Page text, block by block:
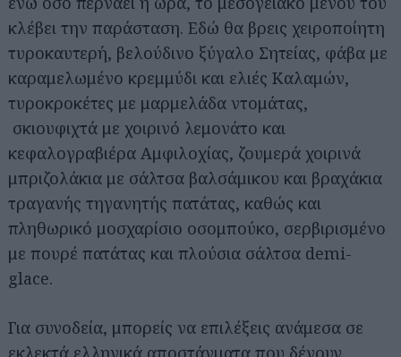
κλέβει την παράσταση. Εδώ θα βρεις χειροποίητη
τυροκαυτερή, βελούδινο ξύγαλο Σητείας, φάβα με
καραμελωμένο κρεμμύδι και ελιές Καλαμών,
τυροκροκέτες με μαρμελάδα ντομάτας,
σκιουφιχτά με χοιρινό λεμονάτο και
κεφαλογραβιέρα Αμφιλοχίας, ζουμερά χοιρινά
μπριζολάκια με σάλτσα βαλσάμικου και βραχάκια
τραγανής τηγανητής πατάτας, καθώς και
πληθωρικό μοσχαρίσιο οσομπούκο, σερβιρισμένο
με πουρέ πατάτας και πλούσια σάλτσα demi-
glace.
Για συνοδεία, μπορείς να επιλέξεις ανάμεσα σε
εκλεκτά ελληνικά αποστάγματα που δένουν